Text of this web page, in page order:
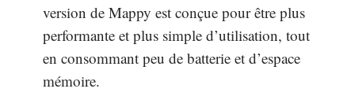
version de Mappy est conçue pour être plus
performante et plus simple d’utilisation, tout
en consommant peu de batterie et d’espace
mémoire.